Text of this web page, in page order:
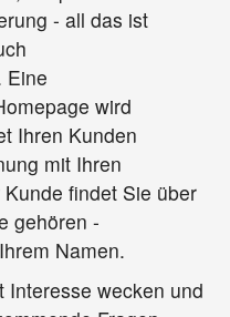
- all das ist
Eine
wird
Ihren Kunden
mit Ihren
findet Sie über
gehören -
Namen.
Interesse wecken und